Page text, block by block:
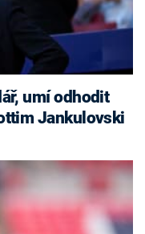
umí odhodit
Jankulovski